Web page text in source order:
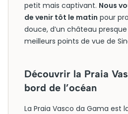
petit mais captivant. Nous
de venir tôt le matin pour
douce, d’un château
meilleurs points de vue de
Découvrir la Praia
bord de l’océan
La Praia Vasco da Gama est